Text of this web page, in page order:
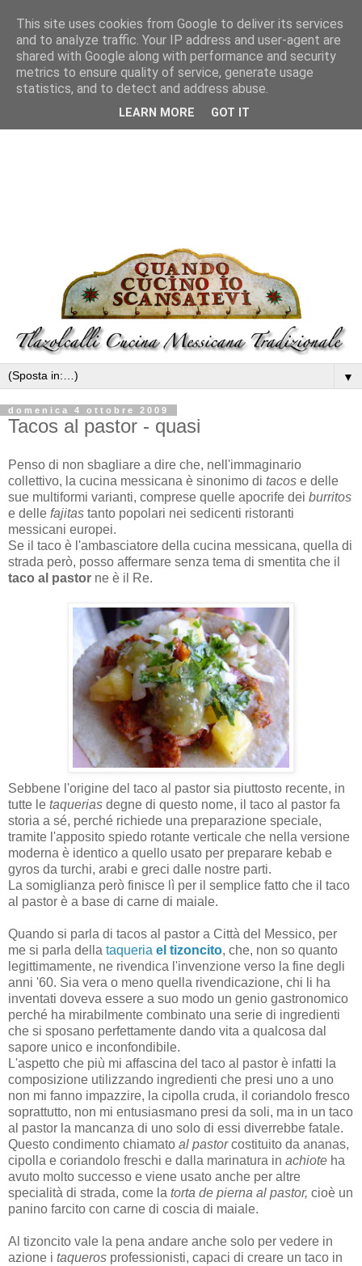
▼
domenica 4 ottobre 2009
Tacos al pastor - quasi
Penso di non sbagliare a dire che, nell'immaginario
collettivo, la cucina messicana è sinonimo di tacos e delle
sue multiformi varianti, comprese quelle apocrife dei burritos
e delle fajitas tanto popolari nei sedicenti ristoranti
messicani europei.
Se il taco è l'ambasciatore della cucina messicana, quella di
strada però, posso affermare senza tema di smentita che il
taco al pastor ne è il Re.
Sebbene l'origine del taco al pastor sia piuttosto recente, in
tutte le taquerias degne di questo nome, il taco al pastor fa
storia a sé, perché richiede una preparazione speciale,
tramite l'apposito spiedo rotante verticale che nella versione
moderna è identico a quello usato per preparare kebab e
gyros da turchi, arabi e greci dalle nostre parti.
La somiglianza però finisce lì per il semplice fatto che il taco
al pastor è a base di carne di maiale.
Quando si parla di tacos al pastor a Città del Messico, per
me si parla della taqueria el tizoncito, che, non so quanto
legittimamente, ne rivendica l'invenzione verso la fine degli
anni '60. Sia vera o meno quella rivendicazione, chi li ha
inventati doveva essere a suo modo un genio gastronomico
perché ha mirabilmente combinato una serie di ingredienti
che si sposano perfettamente dando vita a qualcosa dal
sapore unico e inconfondibile.
L'aspetto che più mi affascina del taco al pastor è infatti la
composizione utilizzando ingredienti che presi uno a uno
non mi fanno impazzire, la cipolla cruda, il coriandolo fresco
soprattutto, non mi entusiasmano presi da soli, ma in un taco
al pastor la mancanza di uno solo di essi diverrebbe fatale.
Questo condimento chiamato al pastorcostituito da ananas,
cipolla e coriandolo freschi e dalla marinatura in achiote ha
avuto molto successo e viene usato anche per altre
specialità di strada, come la torta de pierna al pastor, cioè un
panino farcito con carne di coscia di maiale.
Al tizoncito vale la pena andare anche solo per vedere in
azione i taqueros professionisti, capaci di creare un taco in
This site uses cookies from Google to deliver its services
and to analyze traffic. Your IP address and user-agent are
shared with Google along with performance and security
metrics to ensure quality of service, generate usage
statistics, and to detect and address abuse.
LEARN MORE GOT IT